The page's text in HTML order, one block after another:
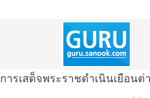
การเสด็จพระราชดำเนินเยือนต่